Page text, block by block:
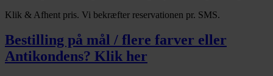
Klik & Afhent pris. Vi bekræfter reservationen pr. SMS.
Bestilling på mål / flere farver eller
Antikondens? Klik her